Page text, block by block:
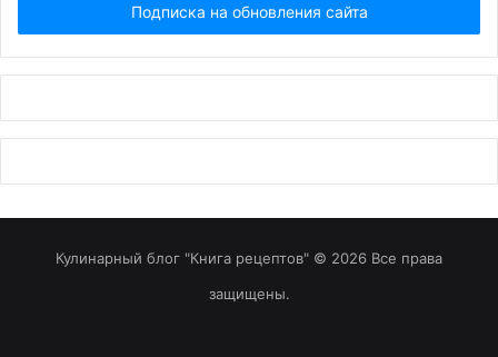
Кулинарный блог "Книга рецептов" © 2026 Все права
защищены.